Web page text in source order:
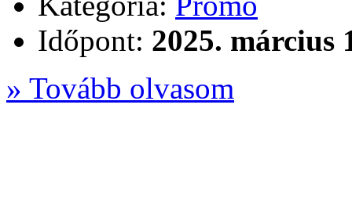
Időpont: 2025. március
» Tovább olvasom